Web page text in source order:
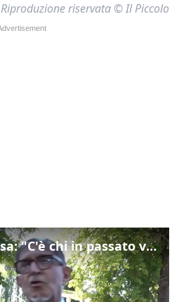
Riproduzione riservata © Il Piccolo
Marcinelle, La Russa: "C'è chi in passato voltava le spalle a Marcinelle"